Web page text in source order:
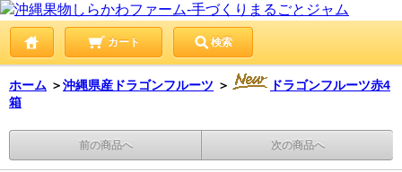
カート 検索
ホーム ＞沖縄県産ドラゴンフルーツ ＞
ドラゴンフルーツ赤4
箱
前の商品へ 次の商品へ